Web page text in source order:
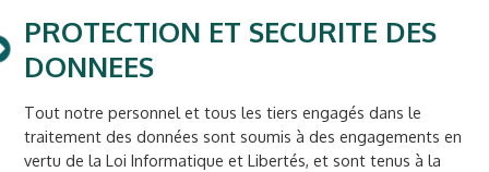
PROTECTION ET SECURITE DES
DONNEES
Tout notre personnel et tous les tiers engagés dans le
traitement des données sont soumis à des engagements en
vertu de la Loi Informatique et Libertés, et sont tenus à la